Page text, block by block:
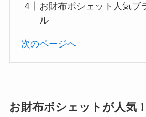
お財布ポシェット人気
ル
次のページへ
お財布ポシェットが人気！